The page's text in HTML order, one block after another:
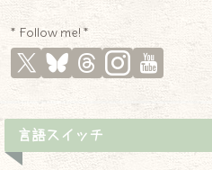
* Follow me! *
言語スイッチ